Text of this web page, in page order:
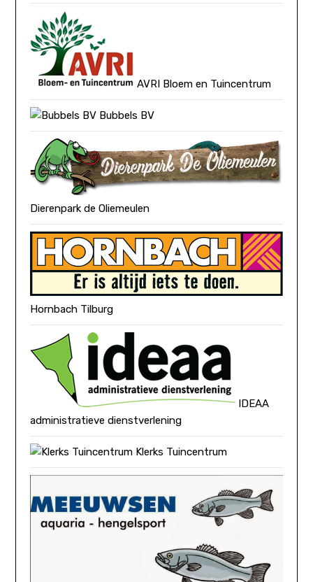
AVRI Bloem en Tuincentrum
Bubbels BV
Dierenpark de Oliemeulen
Hornbach Tilburg
IDEAA
administratieve dienstverlening
Klerks Tuincentrum